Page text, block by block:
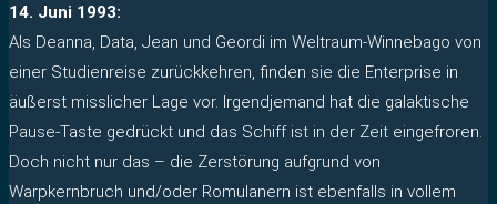
14. Juni 1993:
Als Deanna, Data, Jean und Geordi im Weltraum-Winnebago von
einer Studienreise zurückkehren, finden sie die Enterprise in
äußerst misslicher Lage vor. Irgendjemand hat die galaktische
Pause-Taste gedrückt und das Schiff ist in der Zeit eingefroren.
Doch nicht nur das – die Zerstörung aufgrund von
Warpkernbruch und/oder Romulanern ist ebenfalls in vollem